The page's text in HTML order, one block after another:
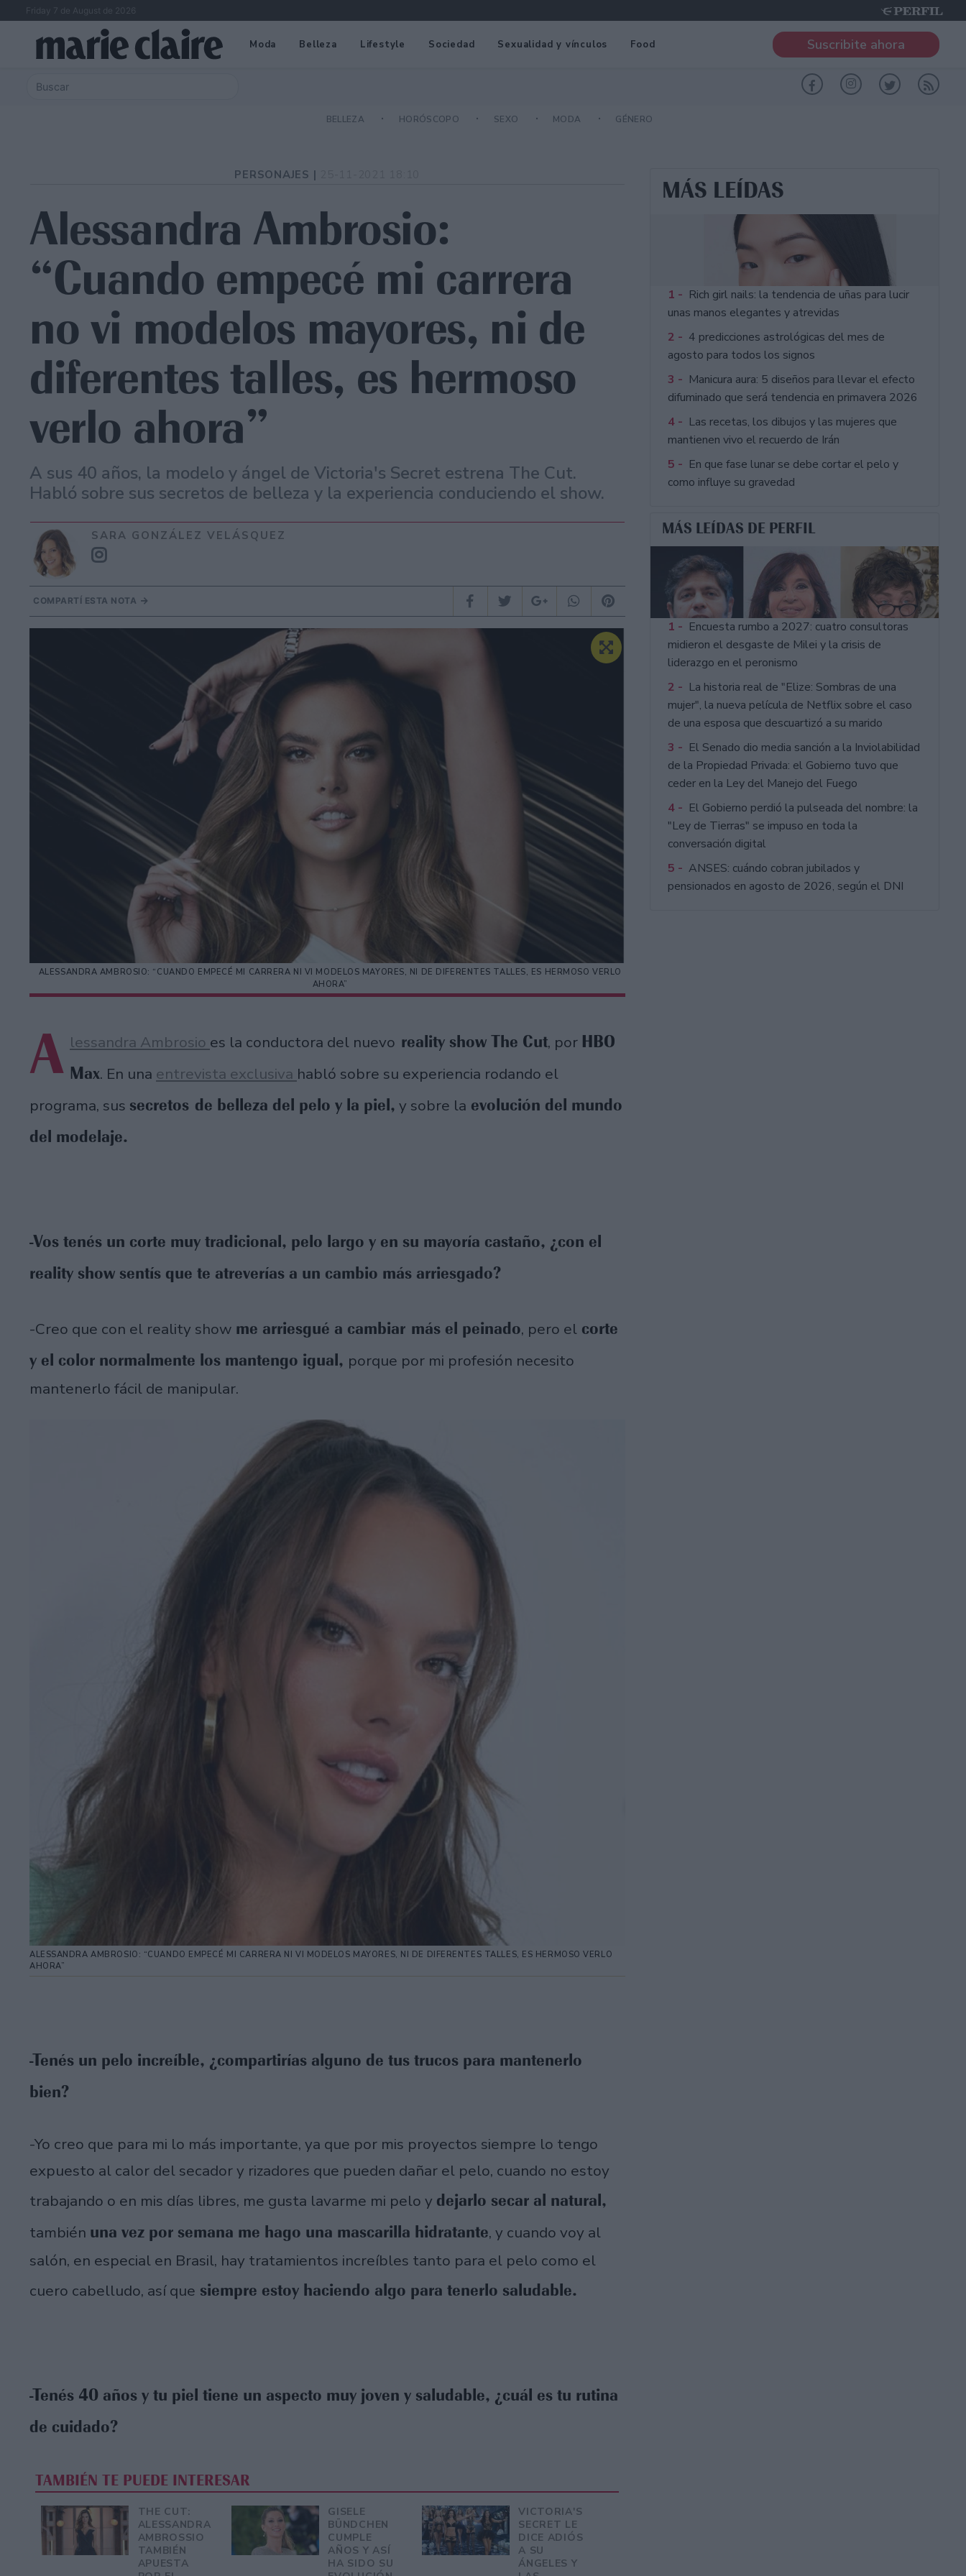
Friday 7 de August de 2026
Moda Belleza Lifestyle Sociedad Sexualidad y vínculos Food Suscribite ahora
BELLEZA HORÓSCOPO SEXO MODA GÉNERO
PERSONAJES |
Alessandra Ambrosio:
“Cuando empecé mi carrera
no vi modelos mayores, ni de
diferentes talles, es hermoso
verlo ahora”
A sus 40 años, la modelo y ángel de Victoria's Secret estrena The Cut.
Habló sobre sus secretos de belleza y la experiencia conduciendo el show.
SARA GONZÁLEZ VELÁSQUEZ
COMPARTÍ ESTA NOTA
ALESSANDRA AMBROSIO: “CUANDO EMPECÉ MI CARRERA NI VI MODELOS MAYORES, NI DE DIFERENTES TALLES, ES HERMOSO VERLO
AHORA”
A lessandra Ambrosio es la conductora del nuevo reality show The Cut, por HBO
Max. En una entrevista exclusiva habló sobre su experiencia rodando el
programa, sus secretos de belleza del pelo y la piel, y sobre la evolución del mundo
del modelaje.
-Vos tenés un corte muy tradicional, pelo largo y en su mayoría castaño, ¿con el
reality show sentís que te atreverías a un cambio más arriesgado?
-Creo que con el reality show me arriesgué a cambiar más el peinado, pero el corte
y el color normalmente los mantengo igual, porque por mi profesión necesito
mantenerlo fácil de manipular.
ALESSANDRA AMBROSIO: “CUANDO EMPECÉ MI CARRERA NI VI MODELOS MAYORES, NI DE DIFERENTES TALLES, ES HERMOSO VERLO
AHORA”
-Tenés un pelo increíble, ¿compartirías alguno de tus trucos para mantenerlo
bien?
-Yo creo que para mi lo más importante, ya que por mis proyectos siempre lo tengo
expuesto al calor del secador y rizadores que pueden dañar el pelo, cuando no estoy
trabajando o en mis días libres, me gusta lavarme mi pelo y dejarlo secar al natural,
también una vez por semana me hago una mascarilla hidratante, y cuando voy al
salón, en especial en Brasil, hay tratamientos increíbles tanto para el pelo como el
cuero cabelludo, así que siempre estoy haciendo algo para tenerlo saludable.
-Tenés 40 años y tu piel tiene un aspecto muy joven y saludable, ¿cuál es tu rutina
de cuidado?
TAMBIÉN TE PUEDE INTERESAR
THE CUT:
ALESSANDRA
AMBROSSIO
TAMBIÉN
APUESTA
GISELE
BÜNDCHEN
CUMPLE
AÑOS Y ASÍ
HA SIDO SU
VICTORIA'S
SECRET LE
DICE ADIÓS
A SU
ÁNGELES Y
MÁS LEÍDAS
1 - Rich girl nails: la tendencia de uñas para lucir
unas manos elegantes y atrevidas
2 - 4 predicciones astrológicas del mes de
agosto para todos los signos
3 - Manicura aura: 5 diseños para llevar el efecto
difuminado que será tendencia en primavera 2026
4 - Las recetas, los dibujos y las mujeres que
mantienen vivo el recuerdo de Irán
5 - En que fase lunar se debe cortar el pelo y
como influye su gravedad
MÁS LEÍDAS DE PERFIL
1 - Encuesta rumbo a 2027: cuatro consultoras
midieron el desgaste de Milei y la crisis de
liderazgo en el peronismo
2 - La historia real de "Elize: Sombras de una
mujer", la nueva película de Netflix sobre el caso
de una esposa que descuartizó a su marido
3 - El Senado dio media sanción a la Inviolabilidad
de la Propiedad Privada: el Gobierno tuvo que
ceder en la Ley del Manejo del Fuego
4 - El Gobierno perdió la pulseada del nombre: la
"Ley de Tierras" se impuso en toda la
conversación digital
5 - ANSES: cuándo cobran jubilados y
pensionados en agosto de 2026, según el DNI